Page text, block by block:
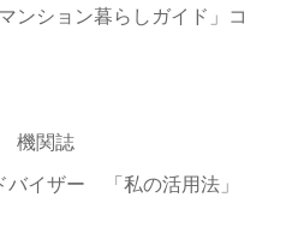
ンション暮らしガイド」コ
機関誌
バイザー 「私の活用法」